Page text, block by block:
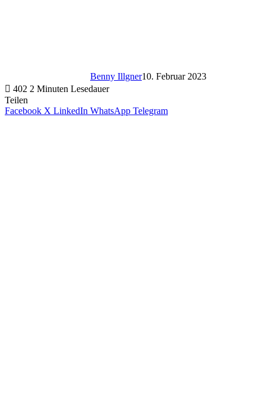
Benny Illgner10. Februar 2023
402 2 Minuten Lesedauer
Teilen
Facebook X LinkedIn WhatsApp Telegram